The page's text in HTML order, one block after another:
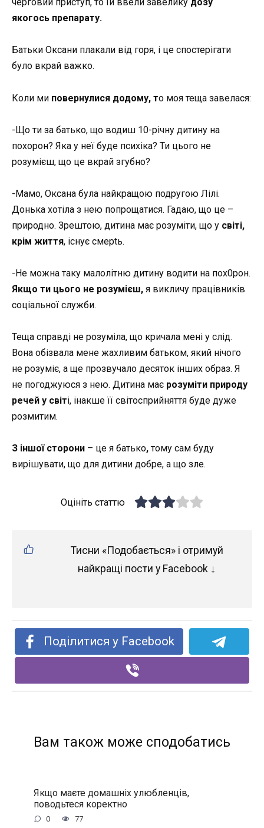
якогось препарату.
Батьки Оксани плакали від горя, і це спостерігати
було вкрай важко.
Коли ми повернулися додому, то моя теща завелася:
-Що ти за батько, що водиш 10-річну дитину на
похорон? Яка у неї буде психіка? Ти цього не
розумієш, що це вкрай згубно?
-Мамо, Оксана була найкращою подругою Лілі.
Донька хотіла з нею попрощатися. Гадаю, що це –
природно. Зрештою, дитина має розуміти, що у світі,
крім життя, існує смeрtь.
-Не можна таку малолітню дитину водити на пох0рон.
Якщо ти цього не розумієш, я викличу працівників
соціальної служби.
Теща справді не розуміла, що кричала мені у слід.
Вона обізвала мене жахливим батьком, який нічого
не розуміє, а ще прозвучало десяток інших образ. Я
не погоджуюся з нею. Дитина має розуміти природу
речей у світі, інакше її світосприйняття буде дуже
розмитим.
З іншої сторони – це я батько, тому сам буду
вирішувати, що для дитини добре, а що зле.
Оцініть статтю
Тисни «Подобається» і отримуй
найкращі пости у Facebook ↓
Поділитися у Facebook
Вам також може сподобатись
Якщо маєте домашніх улюбленців,
поводьтеся коректно
0 77